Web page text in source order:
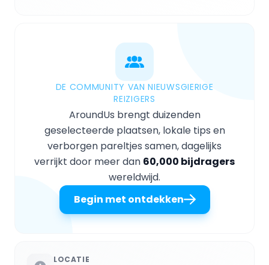
DE COMMUNITY VAN NIEUWSGIERIGE
REIZIGERS
AroundUs brengt duizenden
geselecteerde plaatsen, lokale tips en
verborgen pareltjes samen, dagelijks
verrijkt door meer dan 60,000 bijdragers
wereldwijd.
Begin met ontdekken
LOCATIE